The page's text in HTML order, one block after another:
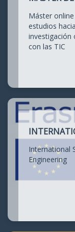
Máster
estudios
investigación
con las TIC
International
Engineering